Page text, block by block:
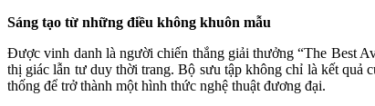
Sáng tạo từ những điều không khuôn mẫu
Được vinh danh là người chiến thắng giải thưởng “The Best
thị giác lẫn tư duy thời trang. Bộ sưu tập không chỉ là kết quả
thống để trở thành một hình thức nghệ thuật đương đại.